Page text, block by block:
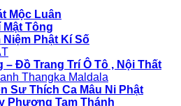
Mộc Luân
Mật Tông
Niệm Phật Kí Số
– Đồ Trang Trí Ô Tô , Nội Thất
Thangka Maldala
Sư Thích Ca Mâu Ni Phật
Phương Tam Thánh